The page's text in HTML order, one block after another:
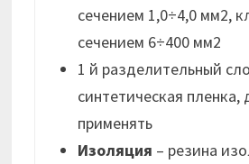
сечением 1,0÷4,0 мм2,
сечением 6÷400 мм2
1 й разделительный
синтетическая пленка,
применять
Изоляция – резина